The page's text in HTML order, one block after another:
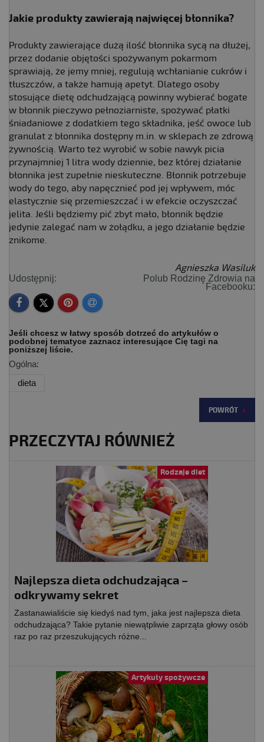
Jakie produkty zawierają najwięcej błonnika?
Produkty zawierające dużą ilość błonnika sycą na dłużej,
przez dodanie objętości spożywanym pokarmom
sprawiają, że jemy mniej, regulują wchłanianie cukrów i
tłuszczów, a także hamują apetyt. Dlatego osoby
stosujące dietę odchudzającą powinny wybierać bogate
w błonnik pieczywo pełnoziarniste, spożywać płatki
śniadaniowe z dodatkiem tego składnika, jeść owoce lub
granulat z błonnika dostępny m.in. w sklepach ze zdrową
żywnością. Warto też wyrobić w sobie nawyk picia
przynajmniej 1 litra wody dziennie, bez której działanie
błonnika jest zupełnie nieskuteczne. Błonnik potrzebuje
wody do tego, aby napęcznieć pod jej wpływem, móc
elastycznie się przemieszczać i w efekcie oczyszczać
jelita. Jeśli będziemy pić zbyt mało, błonnik będzie
jedynie zalegać nam w żołądku, a jego działanie będzie
znikome.
Agnieszka Wasiluk
Udostępnij:
Polub Rodzinę Zdrowia na
Facebooku:
Jeśli chcesz w łatwy sposób dotrzeć do artykułów o
podobnej tematyce zaznacz interesujące Cię tagi na
poniższej liście.
Ogólna:
dieta
POWRÓT
PRZECZYTAJ RÓWNIEŻ
Rodzaje diet
Najlepsza dieta odchudzająca –
odkrywamy sekret
Zastanawialiście się kiedyś nad tym, jaka jest najlepsza dieta
odchudzająca? Takie pytanie niewątpliwie zaprząta głowy osób
raz po raz przeszukujących różne...
Artykuły spożywcze